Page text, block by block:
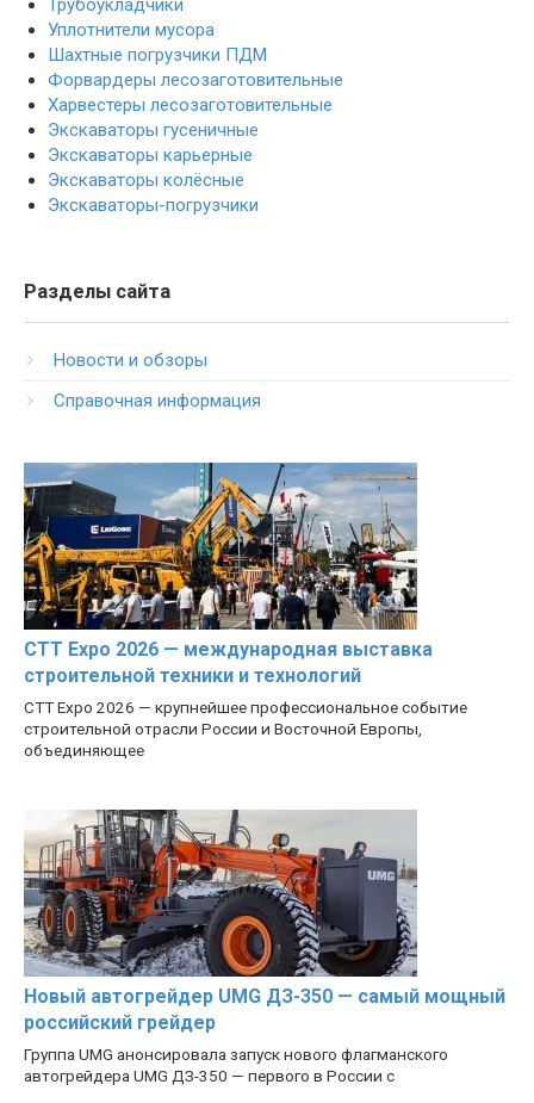
Трубоукладчики
Уплотнители мусора
Шахтные погрузчики ПДМ
Форвардеры лесозаготовительные
Харвестеры лесозаготовительные
Экскаваторы гусеничные
Экскаваторы карьерные
Экскаваторы колёсные
Экскаваторы-погрузчики
Разделы сайта
Новости и обзоры
Справочная информация
CTT Expo 2026 — международная выставка
строительной техники и технологий
CTT Expo 2026 — крупнейшее профессиональное событие
строительной отрасли России и Восточной Европы,
объединяющее
Новый автогрейдер UMG ДЗ-350 — самый мощный
российский грейдер
Группа UMG анонсировала запуск нового флагманского
автогрейдера UMG ДЗ-350 — первого в России с